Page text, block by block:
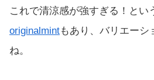
これで清涼感が強すぎる！とい
originalmintもあり、バリエーシ
ね。